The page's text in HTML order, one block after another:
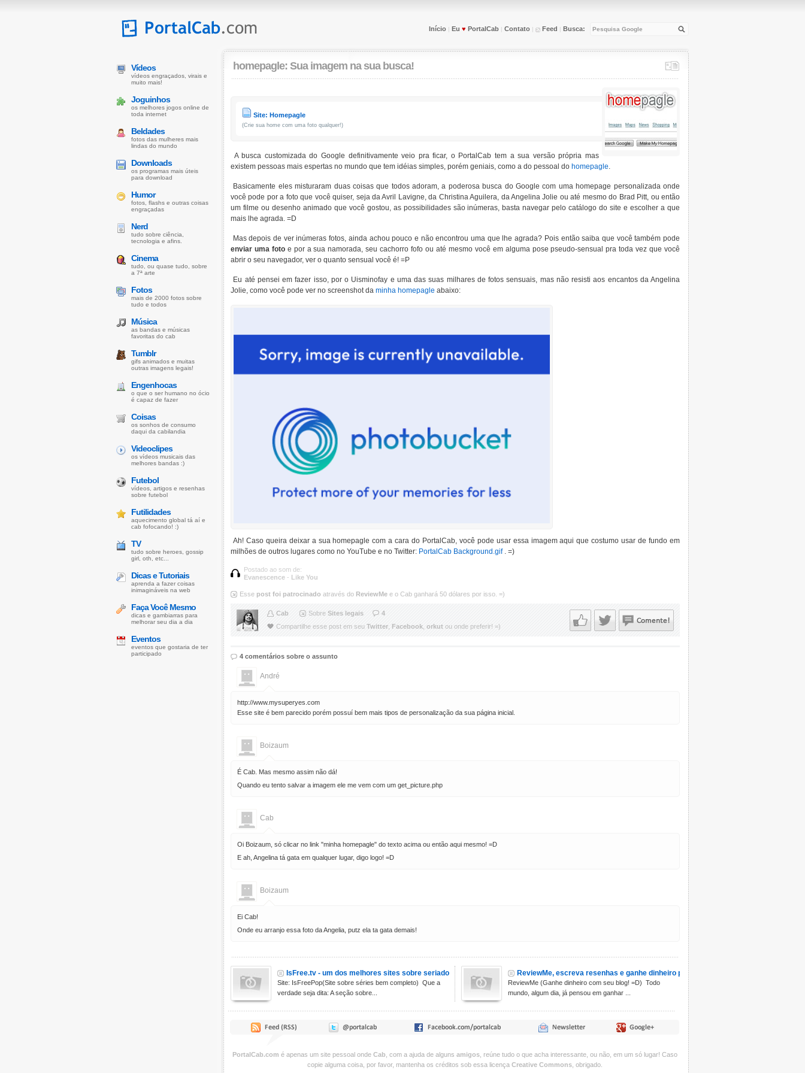
Início | Eu ♥ PortalCab | Contato | Feed | Busca:
homepagle: Sua imagem na sua busca!
Site: Homepagle
(Crie sua home com uma foto qualquer!)
A busca customizada do Google definitivamente veio pra ficar, o PortalCab tem a sua versão própria mas
existem pessoas mais espertas no mundo que tem idéias simples, porém geniais, como a do pessoal do homepagle.
Basicamente eles misturaram duas coisas que todos adoram, a poderosa busca do Google com uma homepage personalizada onde
você pode por a foto que você quiser, seja da Avril Lavigne, da Christina Aguilera, da Angelina Jolie ou até mesmo do Brad Pitt, ou então
um filme ou desenho animado que você gostou, as possibilidades são inúmeras, basta navegar pelo catálogo do site e escolher a que
mais lhe agrada. =D
Mas depois de ver inúmeras fotos, ainda achou pouco e não encontrou uma que lhe agrada? Pois então saiba que você também pode
enviar uma fotoe por a sua namorada, seu cachorro fofo ou até mesmo você em alguma pose pseudo-sensual pra toda vez que você
abrir o seu navegador, ver o quanto sensual você é! =P
Eu até pensei em fazer isso, por o Uisminofay e uma das suas milhares de fotos sensuais, mas não resisti aos encantos da Angelina
Jolie, como você pode ver no screenshot da minha homepagle abaixo:
Ah! Caso queira deixar a sua homepagle com a cara do PortalCab, você pode usar essa imagem aqui que costumo usar de fundo em
milhões de outros lugares como no YouTube e no Twitter: PortalCab Background.gif. =)
Postado ao som de:
Evanescence - Like You
Esse post foi patrocinado através do ReviewMe e o Cab ganhará 50 dólares por isso. =)
Cab Sobre Sites legais
4
Compartilhe esse post em seu Twitter Facebook orkut ou onde preferir! =)
4 comentários sobre o assunto
André
http://www.mysuperyes.com
Esse site é bem parecido porém possuí bem mais tipos de personalização da sua página inicial.
Boizaum
É Cab. Mas mesmo assim não dá!
Quando eu tento salvar a imagem ele me vem com um get_picture.php
Cab
Oi Boizaum, só clicar no link "minha homepagle" do texto acima ou então aqui mesmo! =D
E ah, Angelina tá gata em qualquer lugar, digo logo! =D
Boizaum
Ei Cab!
Onde eu arranjo essa foto da Angelia, putz ela ta gata demais!
IsFree.tv - um dos melhores sites sobre seriados!
Site: IsFreePop(Site sobre séries bem completo) Que a
verdade seja dita: A seção sobre...
ReviewMe, escreva resenhas e ganhe dinheiro por isso
ReviewMe (Ganhe dinheiro com seu blog! =D) Todo
mundo, algum dia, já pensou em ganhar ...
Vídeos
vídeos engraçados, virais e
muito mais!
Joguinhos
os melhores jogos online de
toda internet
Beldades
fotos das mulheres mais
lindas do mundo
Downloads
os programas mais úteis
para download
Humor
fotos, flashs e outras coisas
engraçadas
Nerd
tudo sobre ciência,
tecnologia e afins.
Cinema
tudo, ou quase tudo, sobre
a 7ª arte
Fotos
mais de 2000 fotos sobre
tudo e todos
Música
as bandas e músicas
favoritas do cab
Tumblr
gifs animados e muitas
outras imagens legais!
Engenhocas
o que o ser humano no ócio
é capaz de fazer
Coisas
os sonhos de consumo
daqui da cabilandia
Videoclipes
os vídeos musicais das
melhores bandas :)
Futebol
vídeos, artigos e resenhas
sobre futebol
Futilidades
aquecimento global tá aí e
cab fofocando! :)
TV
tudo sobre heroes, gossip
girl, oth, etc...
Dicas e Tutoriais
aprenda a fazer coisas
inimagináveis na web
Faça Você Mesmo
dicas e gambiarras para
melhorar seu dia a dia
Eventos
eventos que gostaria de ter
participado
PortalCab.com é apenas um site pessoal onde Cab , com a ajuda de alguns amigos , reúne tudo o que acha interessante, ou não, em um só lugar! Caso
copie alguma coisa, por favor, mantenha os créditos sob essa licença Creative Commons , obrigado.